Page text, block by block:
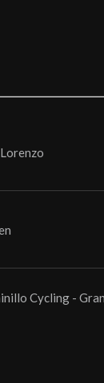
Cycling -